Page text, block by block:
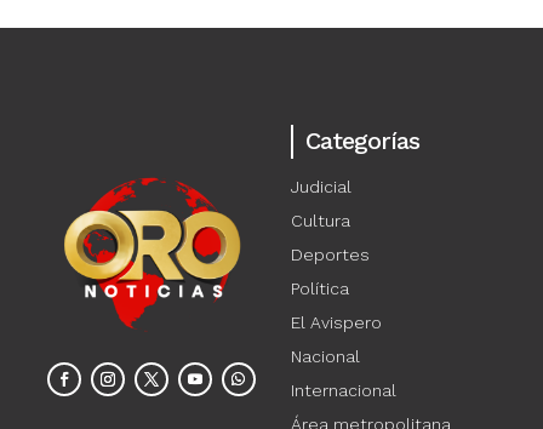
Categorías
Judicial
Cultura
Deportes
Política
El Avispero
Nacional
Internacional
Área metropolitana